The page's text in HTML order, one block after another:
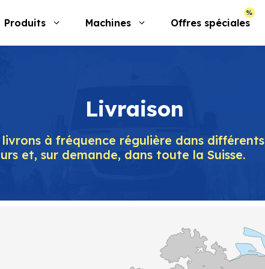
Produits Machines Offres spéciales
Livraison
livrons à fréquence régulière dans différents
et, sur demande, dans toute la Suisse.